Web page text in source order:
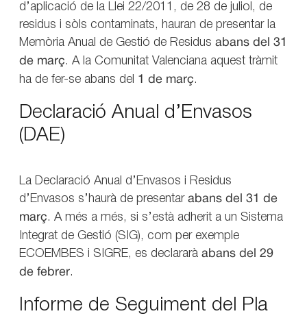
d’aplicació de la Llei 22/2011, de 28 de juliol, de
residus i sòls contaminats, hauran de presentar la
Memòria Anual de Gestió de Residus abans del 31
de març. A la Comunitat Valenciana aquest tràmit
ha de fer-se abans del 1 de març.
Declaració Anual d’Envasos
(DAE)
La Declaració Anual d’Envasos i Residus
d’Envasos s’haurà de presentar abans del 31 de
març. A més a més, si s’està adherit a un Sistema
Integrat de Gestió (SIG), com per exemple
ECOEMBES i SIGRE, es declararà abans del 29
de febrer.
Informe de Seguiment del Pla